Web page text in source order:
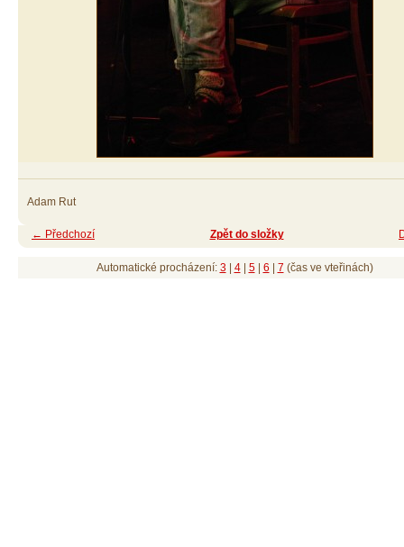
Adam Rut
← Předchozí Zpět do složky
Automatické procházení: 3| 4| 5| 6 7 (čas ve vteřinách)